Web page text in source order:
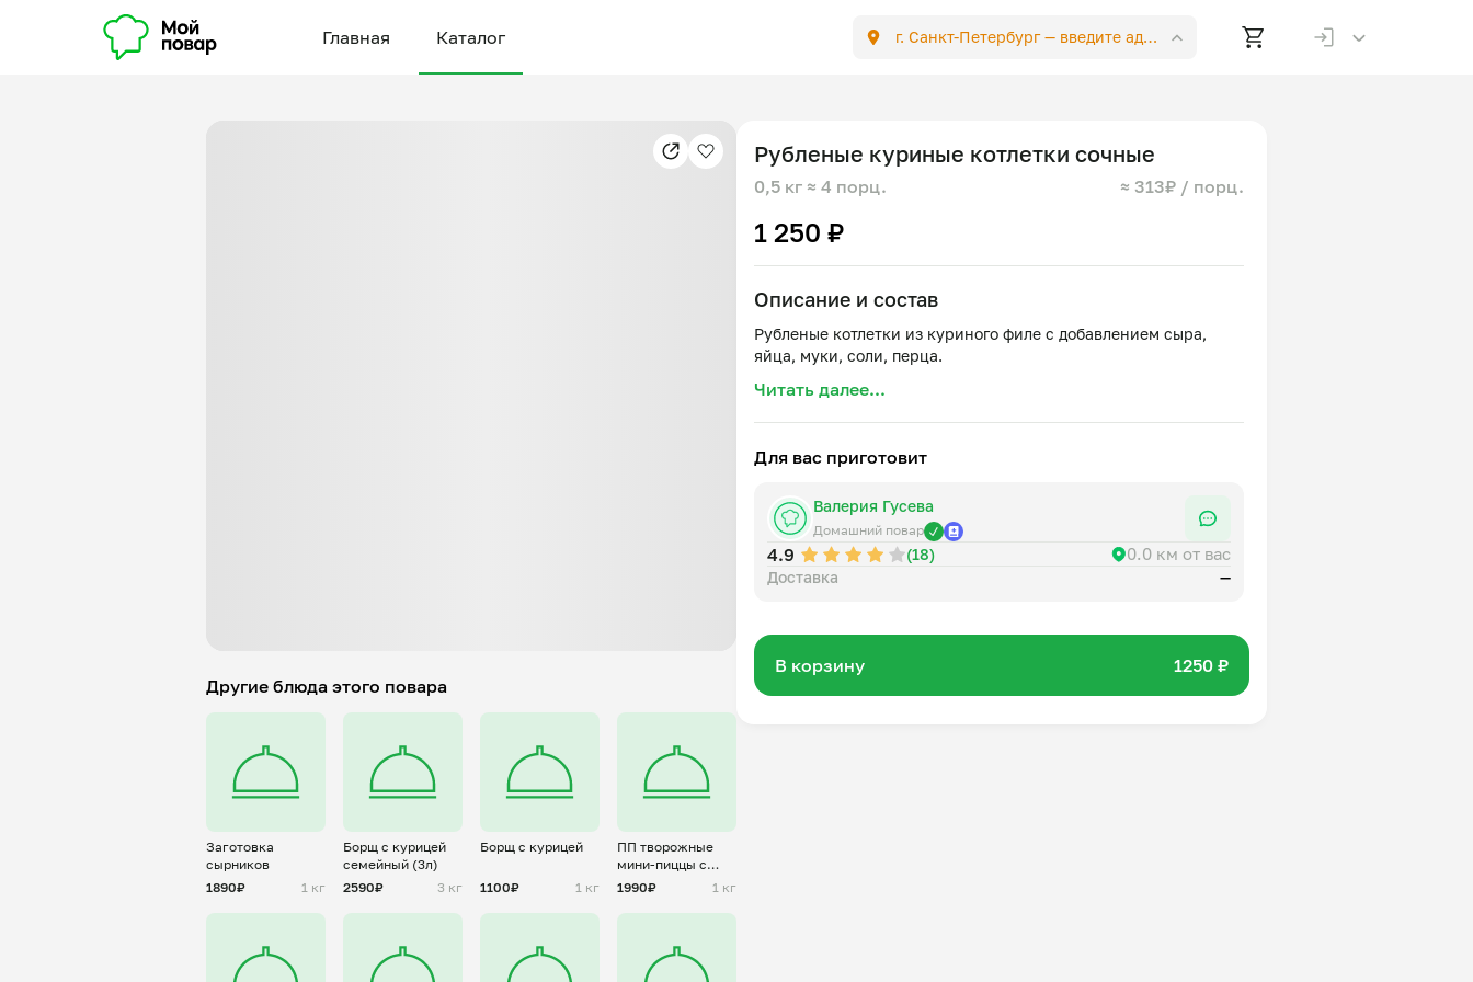
Главная Каталог г. Санкт-Петербург —введите адрес
Другие блюда этого повара
Заготовка
сырников
1890₽
1 кг
Борщ с курицей
семейный (3л)
2590₽
3 кг
Борщ с курицей
1100₽ 1 кг
ПП творожные
мини-пиццы с
огурцом и
1990₽ 1 кг
Рубленые куриные котлетки сочные
0,5 кг ≈ 4 порц. ≈ 313₽ / порц.
1 250 ₽
Описание и состав
Рубленые котлетки из куриного филе с добавлением сыра,
Читать далее...
Для вас приготовит
Валерия Гусева
Домашний повар
4.9 (18) 0.0 км от вас
Доставка —
В корзину 1250 ₽